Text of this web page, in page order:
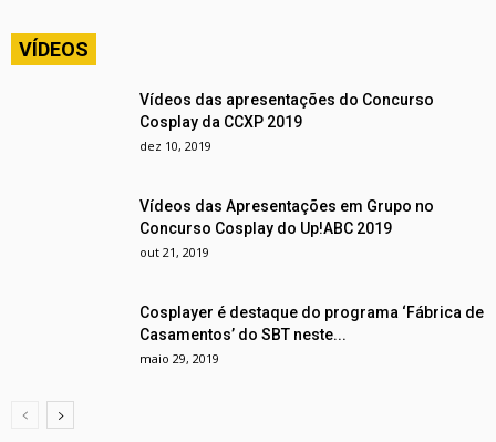
VÍDEOS
Vídeos das apresentações do Concurso
Cosplay da CCXP 2019
dez 10, 2019
Vídeos das Apresentações em Grupo no
Concurso Cosplay do Up!ABC 2019
out 21, 2019
Cosplayer é destaque do programa ‘Fábrica de
Casamentos’ do SBT neste...
maio 29, 2019